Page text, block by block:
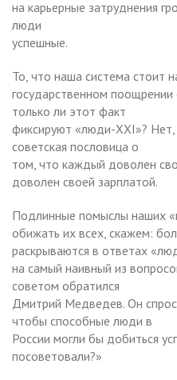
на карьерные затруднения
люди
успешные.
То, что наша система стоит
государственном
только ли этот факт
фиксируют «люди-XXI»? Нет,
советская пословица о
том, что каждый доволен
доволен своей зарплатой.
Подлинные помыслы наших
обижать их всех, скажем:
раскрываются в ответах
на самый наивный из
советом обратился
Дмитрий Медведев. Он
чтобы способные люди в
России могли бы добиться
посоветовали?»